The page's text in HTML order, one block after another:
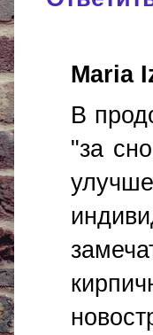
Maria
В
"за